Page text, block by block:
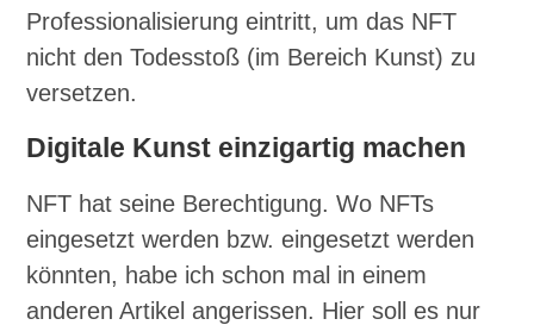
Professionalisierung eintritt, um das NFT
nicht den Todesstoß (im Bereich Kunst) zu
versetzen.
Digitale Kunst einzigartig machen
NFT hat seine Berechtigung. Wo NFTs
eingesetzt werden bzw. eingesetzt werden
könnten, habe ich schon mal in einem
anderen Artikel angerissen. Hier soll es nur